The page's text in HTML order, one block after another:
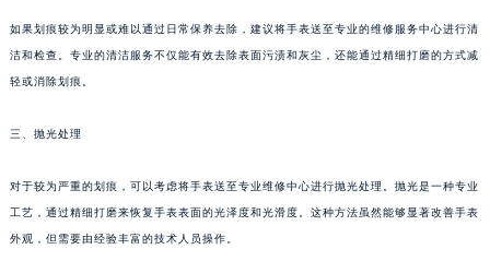
如果划痕较为明显或难以通过日常保养去除，建议将手表送至专业的维修服务中心进行清
洁和检查。专业的清洁服务不仅能有效去除表面污渍和灰尘，还能通过精细打磨的方式减
轻或消除划痕。
三、抛光处理
对于较为严重的划痕，可以考虑将手表送至专业维修中心进行抛光处理。抛光是一种专业
工艺，通过精细打磨来恢复手表表面的光泽度和光滑度。这种方法虽然能够显著改善手表
外观，但需要由经验丰富的技术人员操作。